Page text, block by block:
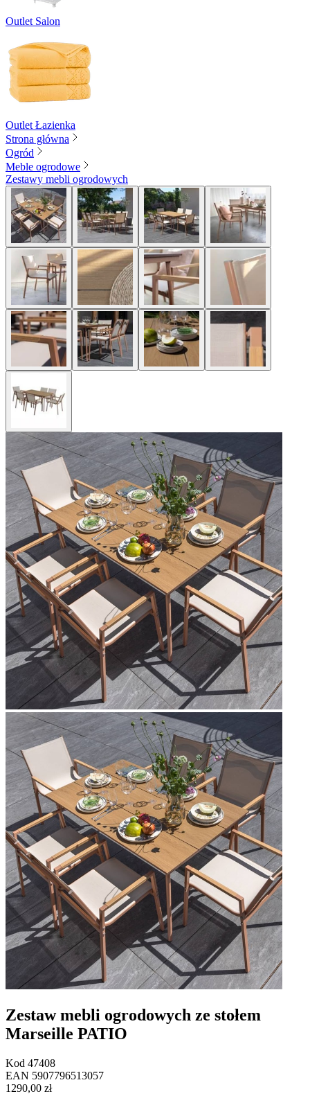
Outlet Salon
Outlet Łazienka
Strona główna
Ogród
Meble ogrodowe
Zestawy mebli ogrodowych
Zestaw mebli ogrodowych ze stołem
Marseille PATIO
Kod 47408
EAN 5907796513057
1290,00 zł